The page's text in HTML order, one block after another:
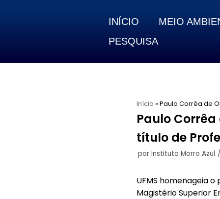
conteúdo
INÍCIO
MEIO
PESQUISA
Início » Paulo Corrêa de
Paulo
título de
por Instituto Morro Azul
UFMS homenageia
Magistério Superior